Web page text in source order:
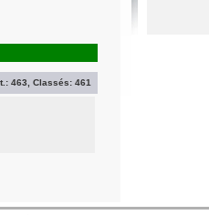
463 , Classés: 461